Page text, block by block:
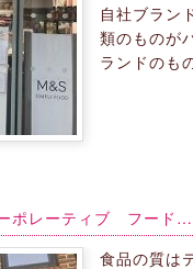
自社ブラン
類のものが
ランドのも
レーティブ フード…
食品の質は